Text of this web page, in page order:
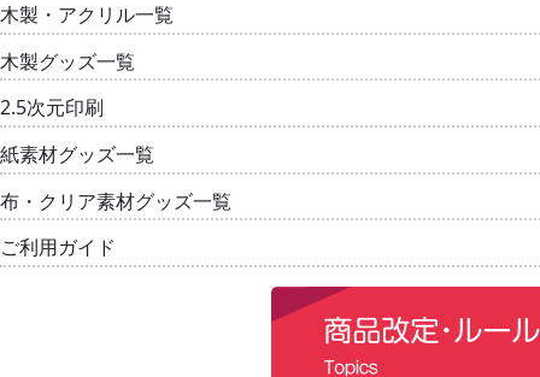
木製・アクリル一覧
木製グッズ一覧
2.5次元印刷
紙素材グッズ一覧
布・クリア素材グッズ一覧
ご利用ガイド